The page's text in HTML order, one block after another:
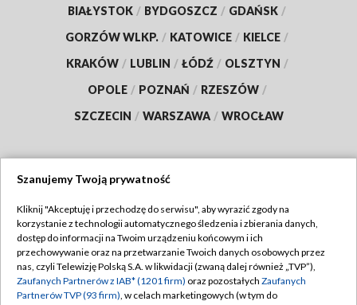
BIAŁYSTOK / BYDGOSZCZ / GDAŃSK /
GORZÓW WLKP. / KATOWICE / KIELCE /
KRAKÓW / LUBLIN / ŁÓDŹ / OLSZTYN /
OPOLE / POZNAŃ / RZESZÓW /
SZCZECIN / WARSZAWA / WROCŁAW
TVP
Abonament TVP
Emisja w TVP
Regulamin TVP
Polityka prywatności
Szanujemy Twoją prywatność
Kliknij "Akceptuję i przechodzę do serwisu", aby wyrazić zgody na
korzystanie z technologii automatycznego śledzenia i zbierania danych,
dostęp do informacji na Twoim urządzeniu końcowym i ich
przechowywanie oraz na przetwarzanie Twoich danych osobowych przez
nas, czyli Telewizję Polską S.A. w likwidacji (zwaną dalej również „TVP”),
Zaufanych Partnerów z IAB* (1201 firm) oraz pozostałych Zaufanych
Partnerów TVP (93 firm), w celach marketingowych (w tym do